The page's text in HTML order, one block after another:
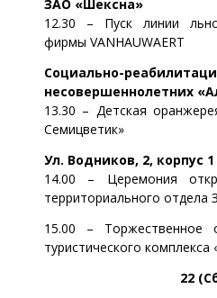
ЗАО «Шексна»
12.30 – Пуск линии
фирмы VANHAUWAERT
Социально-
несовершеннолетних
13.30 – Детская
Семицветик»
Ул. Водников, 2, корпус 1
14.00 – Церемония
территориального отдела
15.00 – Торжественное
туристического комплекса
22